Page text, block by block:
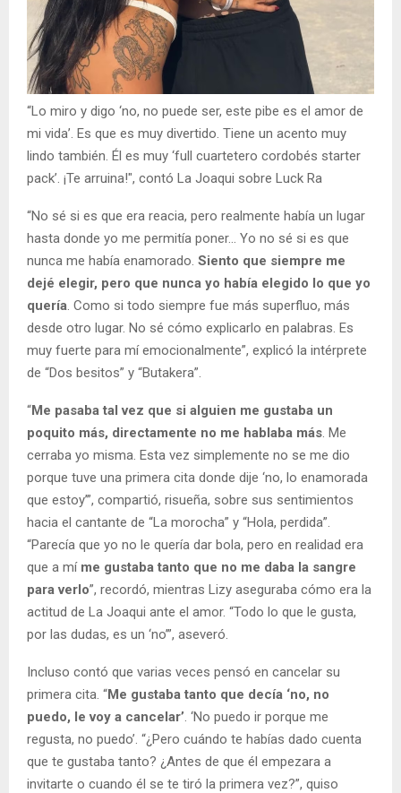
“Lo miro y digo ‘no, no puede ser, este pibe es el amor de
mi vida’. Es que es muy divertido. Tiene un acento muy
lindo también. Él es muy ‘full cuartetero cordobés starter
pack’. ¡Te arruina!", contó La Joaqui sobre Luck Ra
“No sé si es que era reacia, pero realmente había un lugar
hasta donde yo me permitía poner... Yo no sé si es que
nunca me había enamorado. Siento que siempre me
dejé elegir, pero que nunca yo había elegido lo que yo
quería. Como si todo siempre fue más superfluo, más
desde otro lugar. No sé cómo explicarlo en palabras. Es
muy fuerte para mí emocionalmente”, explicó la intérprete
de “Dos besitos” y “Butakera”.
“Me pasaba tal vez que si alguien me gustaba un
poquito más, directamente no me hablaba más. Me
cerraba yo misma. Esta vez simplemente no se me dio
porque tuve una primera cita donde dije ‘no, lo enamorada
que estoy’”, compartió, risueña, sobre sus sentimientos
hacia el cantante de “La morocha” y “Hola, perdida”.
“Parecía que yo no le quería dar bola, pero en realidad era
que a mí me gustaba tanto que no me daba la sangre
para verlo”, recordó, mientras Lizy aseguraba cómo era la
actitud de La Joaqui ante el amor. “Todo lo que le gusta,
por las dudas, es un ‘no’”, aseveró.
Incluso contó que varias veces pensó en cancelar su
primera cita. “Me gustaba tanto que decía ‘no, no
puedo, le voy a cancelar’. ‘No puedo ir porque me
regusta, no puedo’. “¿Pero cuándo te habías dado cuenta
que te gustaba tanto? ¿Antes de que él empezara a
invitarte o cuando él se te tiró la primera vez?”, quiso